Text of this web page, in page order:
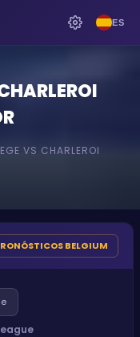
ES
VS CHARLEROI
BELGIUM